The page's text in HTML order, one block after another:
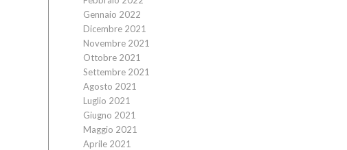
Gennaio 2022
Dicembre 2021
Novembre 2021
Ottobre 2021
Settembre 2021
Agosto 2021
Luglio 2021
Giugno 2021
Maggio 2021
Aprile 2021